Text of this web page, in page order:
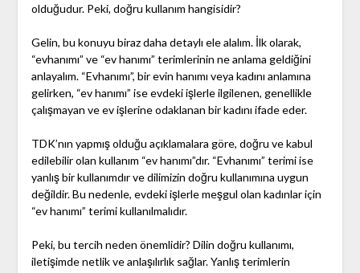
olduğudur. Peki, doğru kullanım hangisidir?
Gelin, bu konuyu biraz daha detaylı ele alalım. İlk olarak,
“evhanımı” ve “ev hanımı” terimlerinin ne anlama geldiğini
anlayalım. “Evhanımı”, bir evin hanımı veya kadını anlamına
gelirken, “ev hanımı” ise evdeki işlerle ilgilenen, genellikle
çalışmayan ve ev işlerine odaklanan bir kadını ifade eder.
TDK’nın yapmış olduğu açıklamalara göre, doğru ve kabul
edilebilir olan kullanım “ev hanımı”dır. “Evhanımı” terimi ise
yanlış bir kullanımdır ve dilimizin doğru kullanımına uygun
değildir. Bu nedenle, evdeki işlerle meşgul olan kadınlar için
“ev hanımı” terimi kullanılmalıdır.
Peki, bu tercih neden önemlidir? Dilin doğru kullanımı,
iletişimde netlik ve anlaşılırlık sağlar. Yanlış terimlerin